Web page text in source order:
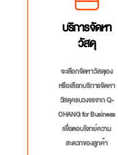
บริการจัดหา
วัสดุ
จะเลือกจัดหาวัสดุเอง
หรือเลือกบริการจัดหา
วัสดุครบวงจรจาก Q-
CHANG for Business
เพื่อตอบโจทย์ความ
สะดวกของลูกค้า